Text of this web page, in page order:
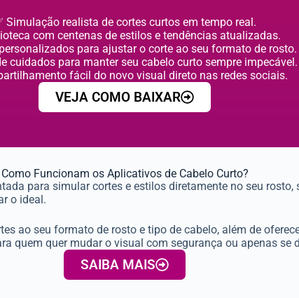
Simulação realista de cortes curtos em tempo real.
com centenas de estilos e tendências atualizadas.
para ajustar o corte ao seu formato de rosto.
cuidados para manter seu cabelo curto sempre impecável.
fácil do novo visual direto nas redes sociais.
VEJA COMO BAIXAR
Como Funcionam os Aplicativos de Cabelo Curto?
para simular cortes e estilos diretamente no seu
o ideal.
ao seu formato de rosto e tipo de cabelo, além de
quem quer mudar o visual com segurança ou apenas se
SAIBA MAIS